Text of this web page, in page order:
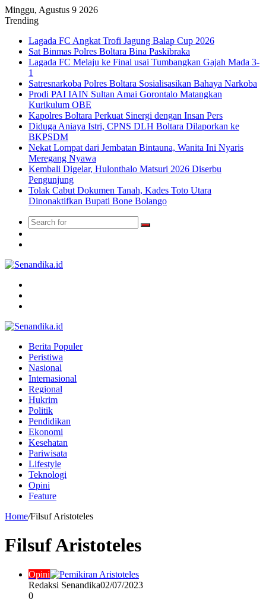
Minggu, Agustus 9 2026
Trending
Lagada FC Angkat Trofi Jagung Balap Cup 2026
Sat Binmas Polres Boltara Bina Paskibraka
Lagada FC Melaju ke Final usai Tumbangkan Gajah Mada 3-
1
Satresnarkoba Polres Boltara Sosialisasikan Bahaya Narkoba
Prodi PAI IAIN Sultan Amai Gorontalo Matangkan
Kurikulum OBE
Kapolres Boltara Perkuat Sinergi dengan Insan Pers
Diduga Aniaya Istri, CPNS DLH Boltara Dilaporkan ke
BKPSDM
Nekat Lompat dari Jembatan Bintauna, Wanita Ini Nyaris
Meregang Nyawa
Kembali Digelar, Hulonthalo Matsuri 2026 Diserbu
Pengunjung
Tolak Cabut Dokumen Tanah, Kades Toto Utara
Dinonaktifkan Bupati Bone Bolango
Search
Berita Populer
Peristiwa
Nasional
Internasional
Regional
Hukrim
Politik
Pendidikan
Ekonomi
Kesehatan
Pariwisata
Lifestyle
Teknologi
Opini
Feature
Home/Filsuf Aristoteles
Filsuf Aristoteles
Opini
Redaksi Senandika02/07/2023
0